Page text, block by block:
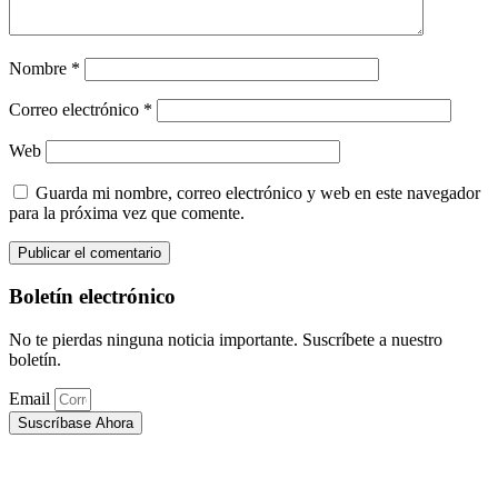
Nombre *
Correo electrónico *
Web
Guarda mi nombre, correo electrónico y web en este navegador
para la próxima vez que comente.
Boletín electrónico
No te pierdas ninguna noticia importante. Suscríbete a nuestro
boletín.
Email
Suscríbase Ahora